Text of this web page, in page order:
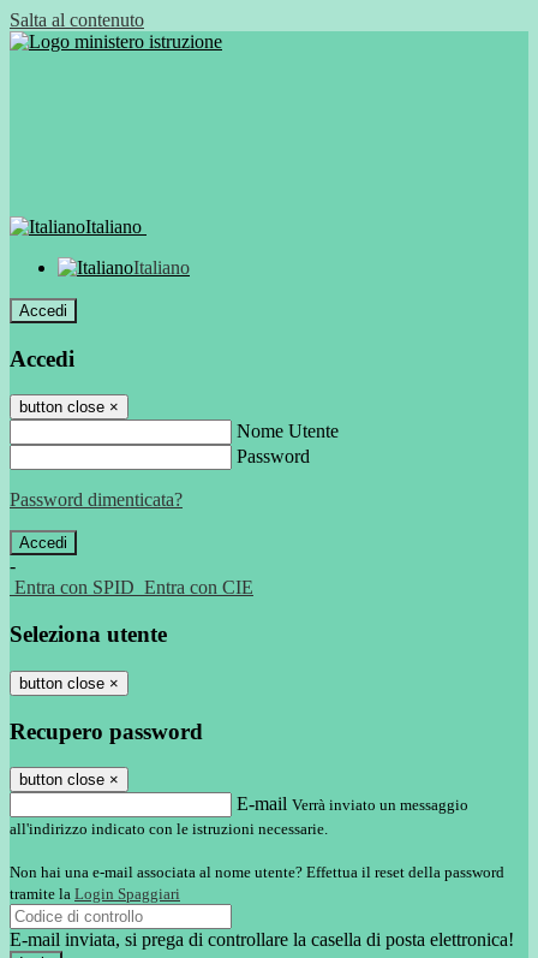
Salta al contenuto
Italiano
Italiano
Accedi
Accedi
button close ×
Nome Utente
Password
Password dimenticata?
-
Entra con SPID Entra con CIE
Seleziona utente
button close ×
Recupero password
button close ×
E-mail Verrà inviato un messaggio
all'indirizzo indicato con le istruzioni necessarie.
Non hai una e-mail associata al nome utente? Effettua il reset della password
tramite la Login Spaggiari
E-mail inviata, si prega di controllare la casella di posta elettronica!